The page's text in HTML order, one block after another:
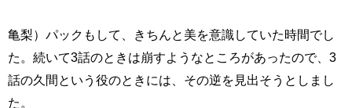
亀梨）パックもして、きちんと美を意識していた時間でし
た。続いて3話のときは崩すようなところがあったので、3
話の久間という役のときには、その逆を見出そうとしまし
た。